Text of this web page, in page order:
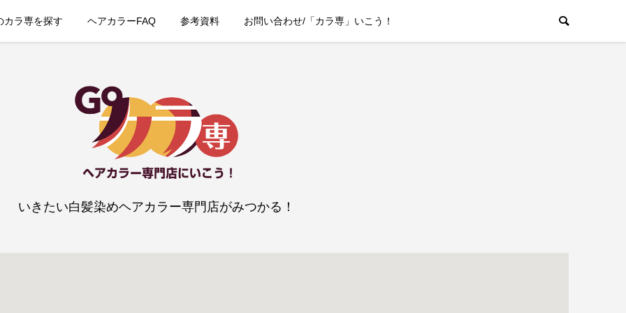
カラ専を探す ヘアカラーFAQ 参考資料 お問い合わせ/「カラ専」いこう！
いきたい白髪染めヘアカラー専門店がみつかる！